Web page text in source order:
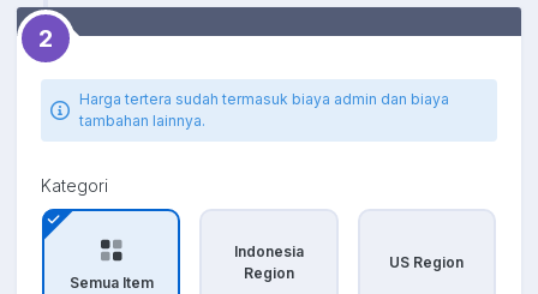
2
Harga tertera sudah termasuk biaya admin dan biaya
tambahan lainnya.
Kategori
Semua Item
Indonesia
Region
US Region